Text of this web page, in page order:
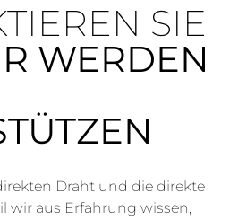
SIE
WERDEN
Draht und die direkte
wir aus Erfahrung wissen,